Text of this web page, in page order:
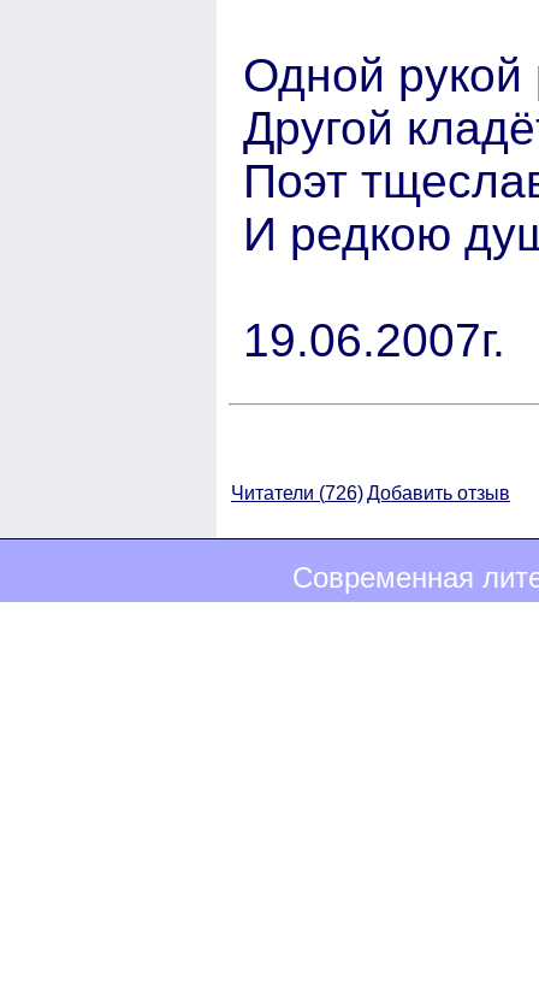
Одной рукой
Другой
Поэт
И редкою
19.06.2007г.
Читатели (726)Добавить отзыв
Современная